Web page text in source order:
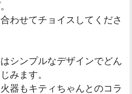
わせてチョイスしてくださ
シンプルなデザインでどん
みます。
器もキティちゃんとのコラ